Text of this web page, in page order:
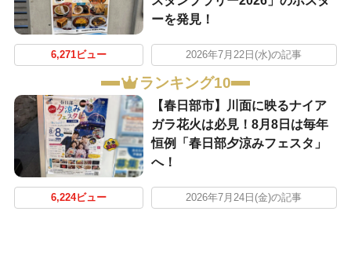
ーを発見！
6,271ビュー 2026年7月22日(水)の記事
ランキング10
【春日部市】川面に映るナイア
ガラ花火は必見！8月8日は毎年
恒例「春日部夕涼みフェスタ」
へ！
6,224ビュー 2026年7月24日(金)の記事